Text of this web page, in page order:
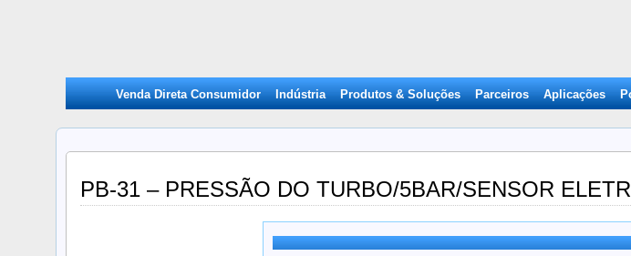
Venda Direta Consumidor Indústria Produtos & Soluções Parceiros Aplicações
PB-31 – PRESSÃO DO TURBO/5BAR/SENSOR